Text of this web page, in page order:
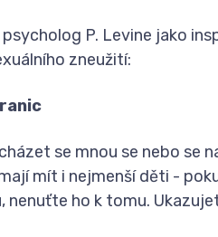
P. Levine jako
zneužití:
se mnou se nebo se
mít i nejmenší děti -
ho k tomu.